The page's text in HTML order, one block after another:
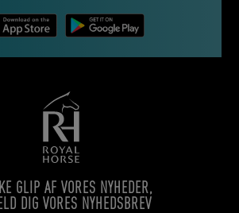
GLIP AF VORES NYHEDER,
DIG VORES NYHEDSBREV